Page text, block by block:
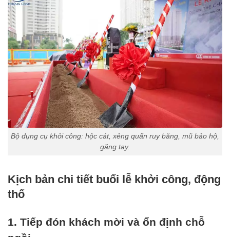
Bộ dụng cụ khởi công: hộc cát, xẻng quấn ruy băng, mũ bảo hộ,
găng tay.
Kịch bản chi tiết buổi lễ khởi công, động
thổ
1. Tiếp đón khách mời và ổn định chỗ